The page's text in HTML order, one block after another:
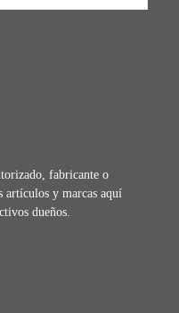
fabricante o
artículos y marcas aquí
dueños.